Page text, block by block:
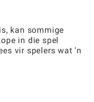
kan sommige
in die spel
vir spelers wat 'n